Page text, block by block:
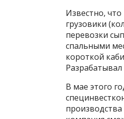
Известно,
грузовики
перевозки
спальными
короткой
В мае этого